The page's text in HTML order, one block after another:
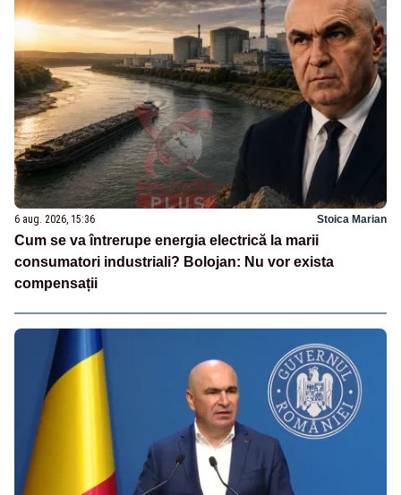
6 aug. 2026, 15:36 Stoica Marian
Cum se va întrerupe energia electrică la marii
consumatori industriali? Bolojan: Nu vor exista
compensații